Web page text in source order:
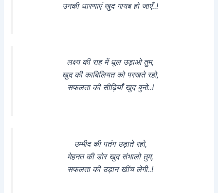
उनकी धारणाएं खुद गायब हो जाएँ..!
लक्ष्य की राह में धूल उड़ाओ तुम,
खुद की काबिलियत को परखते रहो,
सफलता की सीढ़ियाँ खुद बुनो..!
उम्मीद की पतंग उड़ाते रहो,
मेहनत की डोर खुद संभालो तुम,
सफलता की उड़ान खींच लेगी..!